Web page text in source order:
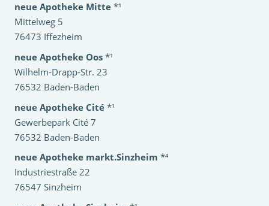
neue Apotheke Mitte *¹
Mittelweg 5
76473 Iffezheim
neue Apotheke Oos *¹
Wilhelm-Drapp-Str. 23
76532 Baden-Baden
neue Apotheke Cité *¹
Gewerbepark Cité 7
76532 Baden-Baden
neue Apotheke markt.Sinzheim *⁴
Industriestraße 22
76547 Sinzheim